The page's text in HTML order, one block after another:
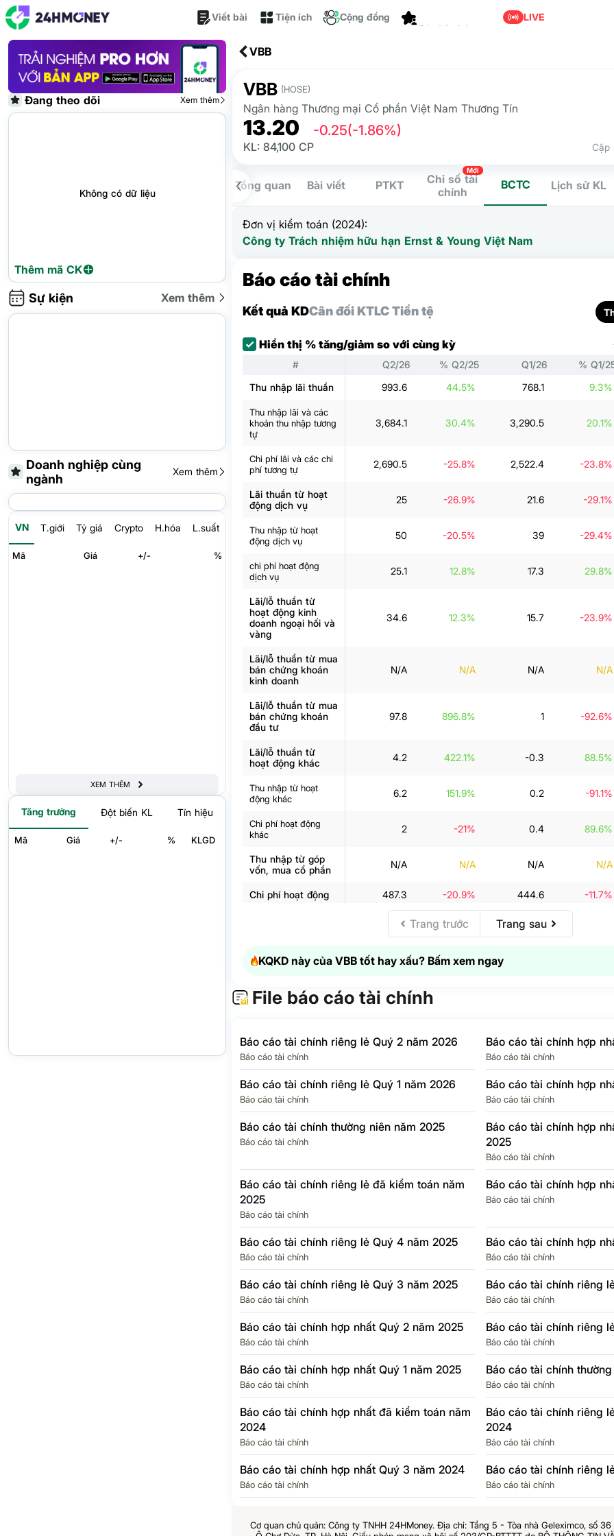
Viết bài Tiện ích Cộng đồng LIVE
Đang theo dõi Xem thêm
Không có dữ liệu
Thêm mã CK
Sự kiện Xem thêm
Doanh nghiệp cùng
ngành
Xem thêm
VN T.giới Tỷ giá Crypto H.hóa L.suất
Mã Giá +/- %
XEM THÊM
Tăng trưởng Đột biến KL Tín hiệu
Mã Giá +/- % KLGD
VBB
VBB (HOSE)
Ngân hàng Thương mại Cổ phần Việt Nam Thương Tín
13.20 -0.25(-1.86%)
KL: 84,100 CP Cập
Tổng quan Bài viết PTKT
Chỉ số tài
chính
Mới
BCTC Lịch sử KL
Đơn vị kiểm toán (2024):
Công ty Trách nhiệm hữu hạn Ernst & Young Việt Nam
Báo cáo tài chính
Kết quả KDCân đối KTLC Tiền tệ
Hiển thị % tăng/giảm so với cùng kỳ
# Q2/26 % Q2/25 Q1/26 % Q1/
Thu nhập lãi thuần
993.6 44.5% 768.1 9.3%
Thu nhập lãi và các
khoản thu nhập tương
tự
3,684.1 30.4% 3,290.5 20.1%
Chi phí lãi và các chi
phí tương tự
2,690.5 -25.8% 2,522.4 -23.8%
Lãi thuần từ hoạt
động dịch vụ
25 -26.9% 21.6 -29.1%
Thu nhập từ hoạt
động dịch vụ
50 -20.5% 39 -29.4%
chi phí hoạt động
dịch vụ
25.1 12.8% 17.3 29.8%
Lãi/lỗ thuần từ
hoạt động kinh
doanh ngoại hối và
vàng
34.6 12.3% 15.7 -23.9%
Lãi/lỗ thuần từ mua
bán chứng khoán
kinh doanh
N/A N/A N/A N/A
Lãi/lỗ thuần từ mua
bán chứng khoán
đầu tư
97.8 896.8% 1 -92.6%
Lãi/lỗ thuần từ
hoạt động khác
4.2 422.1% -0.3 88.5%
Thu nhập từ hoạt
động khác
6.2 151.9% 0.2 -91.1%
Chi phí hoạt động
khác
2 -21% 0.4 89.6%
Thu nhập từ góp
vốn, mua cổ phần
N/A N/A N/A N/A
Chi phí hoạt động 487.3 -20.9% 444.6 -11.7%
667.8 85.5% 361.6
rủi ro tín dụng
Chi phí thuế thu
nhập doanh nghiệp
35.3
Chi phí thuế TNDN
hiện hành
157.5 -189.8% 35.3 29.6%
hoãn lại
N/A N/A N/A
131.4
Lợi ích của cổ
đông thiểu số
N/A N/A N/A N/A
EPS Quý
Trang trước Trang sau
KQKD này của VBB tốt hay xấu? Bấm xem ngay
File báo cáo tài chính
Báo cáo tài chính riêng lẻ Quý 2 năm 2026
Báo cáo tài chính
Báo cáo tài chính hợp
Báo cáo tài chính
Báo cáo tài chính riêng lẻ Quý 1 năm 2026
Báo cáo tài chính
Báo cáo tài chính hợp
Báo cáo tài chính
Báo cáo tài chính thường niên năm 2025
Báo cáo tài chính
Báo cáo tài chính hợp
2025
Báo cáo tài chính
Báo cáo tài chính riêng lẻ đã kiểm toán năm
2025
Báo cáo tài chính
Báo cáo tài chính hợp
Báo cáo tài chính
Báo cáo tài chính riêng lẻ Quý 4 năm 2025
Báo cáo tài chính
Báo cáo tài chính hợp
Báo cáo tài chính
Báo cáo tài chính riêng lẻ Quý 3 năm 2025
Báo cáo tài chính
Báo cáo tài chính riêng
Báo cáo tài chính
Báo cáo tài chính hợp nhất Quý 2 năm 2025
Báo cáo tài chính
Báo cáo tài chính riêng
Báo cáo tài chính
Báo cáo tài chính hợp nhất Quý 1 năm 2025
Báo cáo tài chính
Báo cáo tài chính
Báo cáo tài chính
Báo cáo tài chính hợp nhất đã kiểm toán năm
2024
Báo cáo tài chính
Báo cáo tài chính riêng
2024
Báo cáo tài chính
Báo cáo tài chính hợp nhất Quý 3 năm 2024
Báo cáo tài chính
Báo cáo tài chính riêng
Báo cáo tài chính
Cơ quan chủ quản: Công ty TNHH 24HMoney. Địa chỉ: Tầng 5 - Tòa nhà Geleximco, số 36